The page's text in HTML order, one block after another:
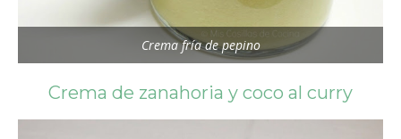
Crema fría de pepino
Crema de zanahoria y coco al curry